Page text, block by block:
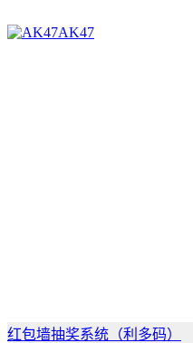
AK47
红包墙抽奖系统（利多码）